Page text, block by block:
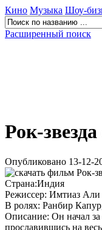
Кино Музыка Шоу-
Расширенный поиск
Рок-
Опубликовано 13-12-
Страна:Индия
Режиссер: Имтиаз Али
В ролях: Ранбир
Описание: Он начал
прославившись на